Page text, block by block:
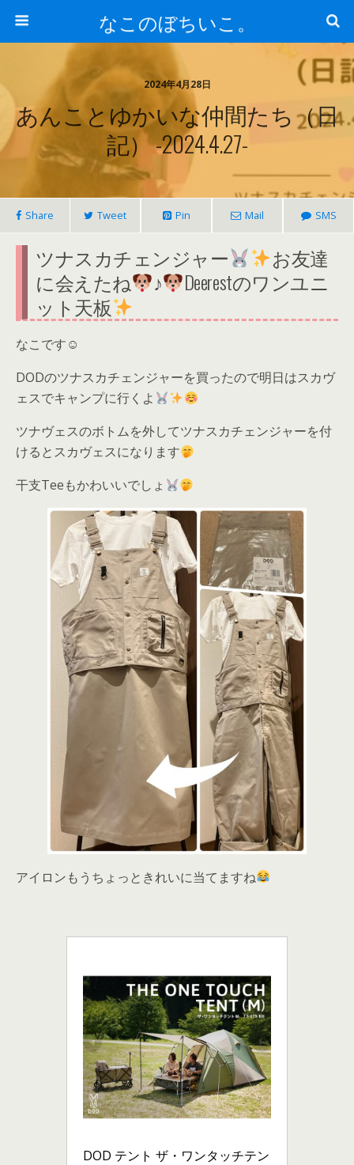
なこのぼちいこ。
2024年4月28日
あんことゆかいな仲間たち（日
記） -2024.4.27-
Share Tweet Pin Mail SMS
ツナスカチェンジャー
お友達
に会えたね
♪
Deerestのワンユニ
ット天板
なこです☺
DODのツナスカチェンジャーを買ったので明日はスカヴ
ェスでキャンプに行くよ
ツナヴェスのボトムを外してツナスカチェンジャーを付
けるとスカヴェスになります
干支Teeもかわいいでしょ
アイロンもうちょっときれいに当てますね
DOD テント ザ・ワンタッチテン